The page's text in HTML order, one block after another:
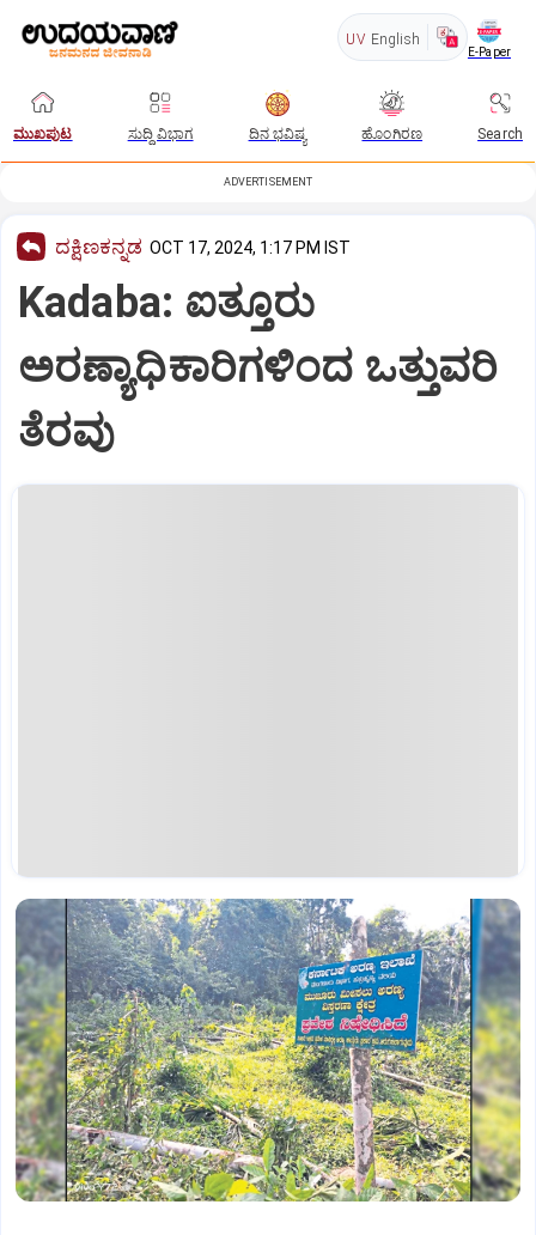
UV English
E-Paper
ಮುಖಪುಟ ಸುದ್ದಿ ವಿಭಾಗ ದಿನ ಭವಿಷ್ಯ ಹೊಂಗಿರಣ Search
ADVERTISEMENT
ದಕ್ಷಿಣಕನ್ನಡ OCT 17, 2024, 1:17 PM IST
Kadaba: ಐತ್ತೂರು
ಅರಣ್ಯಾಧಿಕಾರಿಗಳಿಂದ ಒತ್ತುವರಿ
ತೆರವು